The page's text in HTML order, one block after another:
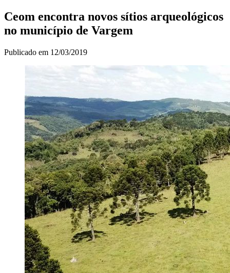
Ceom encontra novos sítios arqueológicos
no município de Vargem
Publicado em 12/03/2019